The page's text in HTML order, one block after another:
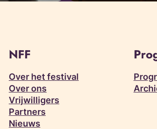
NFF
Over het festival
Over ons
Vrijwilligers
Partners
Nieuws